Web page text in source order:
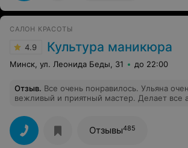
САЛОН КРАСОТЫ
4.9 Культура маникюра
Минск, ул. Леонида Беды, 31 до 22:00
Отзыв. Все очень понравилось. Ульяна
вежливый и приятный мастер. Делает все
Снятие покрытия вообще не ощущается.
присутствует большая палитра цветов на
цвет.
Отзывы485